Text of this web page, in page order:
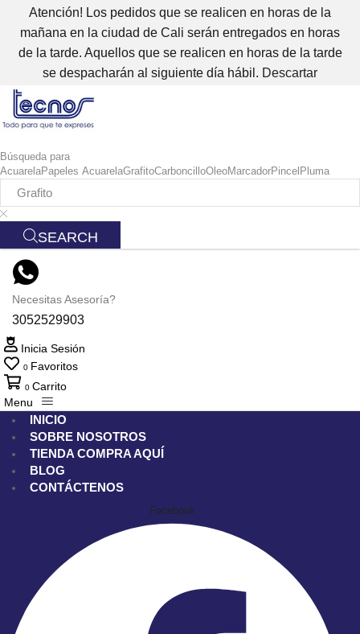
Atención! Los pedidos que se realicen en horas de la
mañana en la ciudad de Cali serán entregados en horas
de la tarde. Aquellos que se realicen en horas de la tarde
se despacharán al siguiente día hábil. Descartar
Búsqueda para
AcuarelaPapeles AcuarelaGrafitoCarboncilloOleoMarcadorPincel Pluma
SEARCH
Necesitas Asesoría?
3052529903
Inicia Sesión
0 Favoritos
0 Carrito
Menu
INICIO
SOBRE NOSOTROS
TIENDA COMPRA AQUÍ
BLOG
CONTÁCTENOS
Facebook